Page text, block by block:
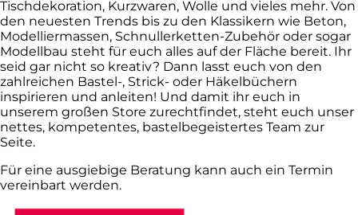
Tischdekoration, Kurzwaren, Wolle und vieles mehr. Von
den neuesten Trends bis zu den Klassikern wie Beton,
Modelliermassen, Schnullerketten-Zubehör oder sogar
Modellbau steht für euch alles auf der Fläche bereit. Ihr
seid gar nicht so kreativ? Dann lasst euch von den
zahlreichen Bastel-, Strick- oder Häkelbüchern
inspirieren und anleiten! Und damit ihr euch in
unserem großen Store zurechtfindet, steht euch unser
nettes, kompetentes, bastelbegeistertes Team zur
Seite.
Für eine ausgiebige Beratung kann auch ein Termin
vereinbart werden.